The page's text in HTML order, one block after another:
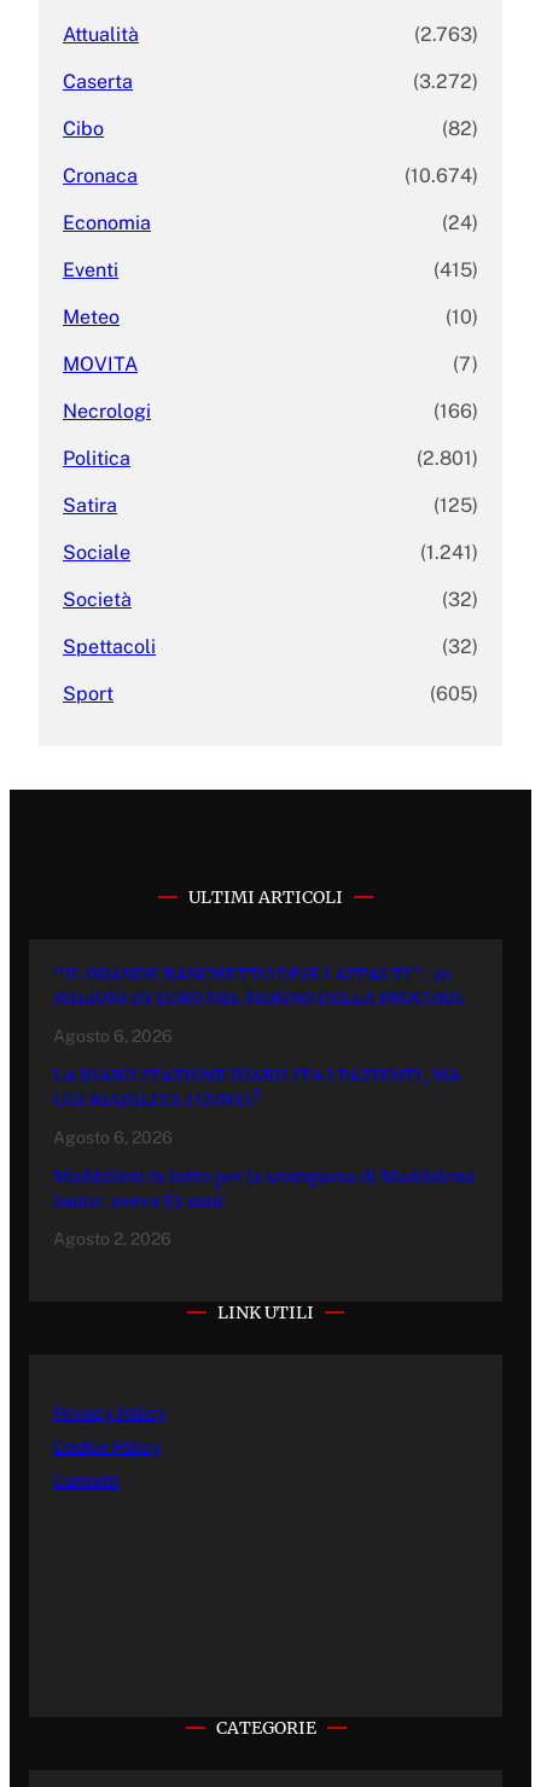
Attualità (2.763)
Caserta (3.272)
Cibo (82)
Cronaca (10.674)
Economia (24)
Eventi (415)
Meteo (10)
MOVITA (7)
Necrologi (166)
Politica (2.801)
Satira (125)
Sociale (1.241)
Società (32)
Spettacoli (32)
Sport (605)
ULTIMI ARTICOLI
“IL GRANDE BANCHETTO DEGLI APPALTI”: 70
MILIONI DI EURO NEL MIRINO DELLA PROCURA.
Agosto 6, 2026
LA RIABILITAZIONE RIABILITA I PAZIENTI, MA
CHI RIABILITA I CONTI?
Agosto 6, 2026
Maddaloni in lutto per la scomparsa di Maddalena
Santo: aveva 53 anni
Agosto 2, 2026
LINK UTILI
Privacy Policy
Cookie Policy
Contatti
CATEGORIE